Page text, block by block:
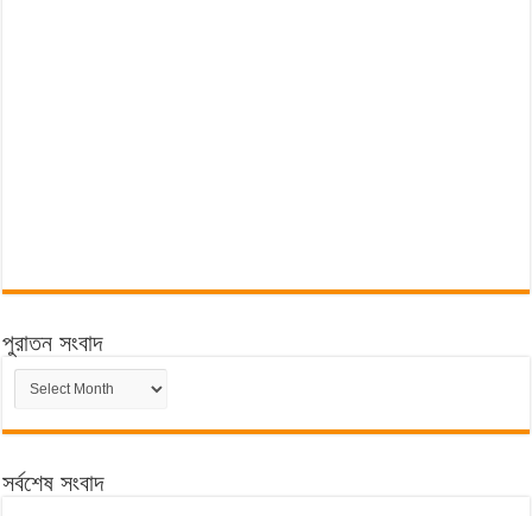
পুরাতন সংবাদ
পুরাতন
সংবাদ
সর্বশেষ সংবাদ